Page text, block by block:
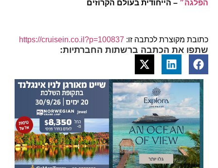
הפלגה״– הייחודית בעולם הקרוזים
כתובת מקוצרת לכתבה זו: https://cruisein.co.il?p=100837
שתפו את הכתבה ברשתות החברתיות: